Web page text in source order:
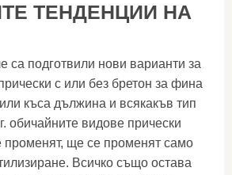
ТЕНДЕНЦИИ НА
са подготвили нови варианти за
с или без бретон за фина
къса дължина и всякакъв тип
обичайните видове прически
променят, ще се променят само
Всичко също остава